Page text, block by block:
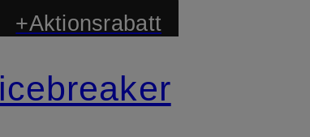
+Aktionsrabatt
icebreaker